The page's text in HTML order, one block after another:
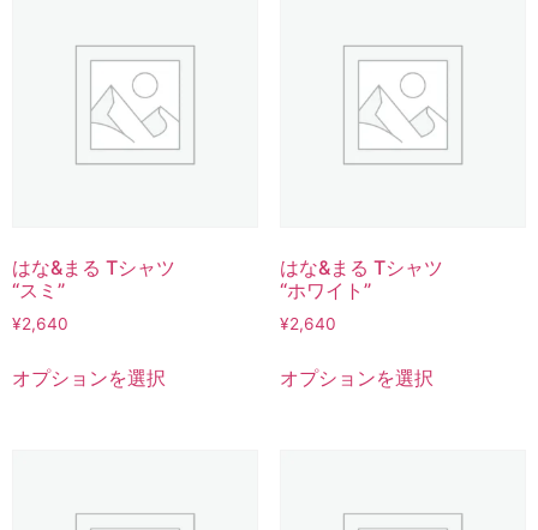
はな&まる Tシャツ
“スミ”
¥2,640
オプションを選択
はな&まる Tシャツ
“ホワイト”
¥2,640
オプションを選択